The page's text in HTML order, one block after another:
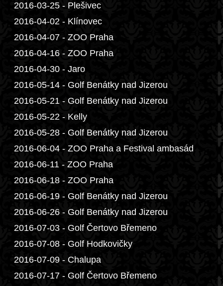
2016-03-25 - Plešivec
2016-04-02 - Klínovec
2016-04-07 - ZOO Praha
2016-04-16 - ZOO Praha
2016-04-30 - Jaro
2016-05-14 - Golf Benátky nad Jizerou
2016-05-21 - Golf Benátky nad Jizerou
2016-05-22 - Kelly
2016-05-28 - Golf Benátky nad Jizerou
2016-06-04 - ZOO Praha a Festival ambasád
2016-06-11 - ZOO Praha
2016-06-18 - ZOO Praha
2016-06-19 - Golf Benátky nad Jizerou
2016-06-26 - Golf Benátky nad Jizerou
2016-07-03 - Golf Čertovo Břemeno
2016-07-08 - Golf Hodkovičky
2016-07-09 - Chalupa
2016-07-17 - Golf Čertovo Břemeno